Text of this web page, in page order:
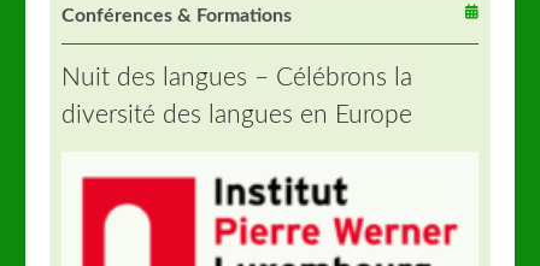
Conférences & Formations
Nuit des langues – Célébrons la
diversité des langues en Europe